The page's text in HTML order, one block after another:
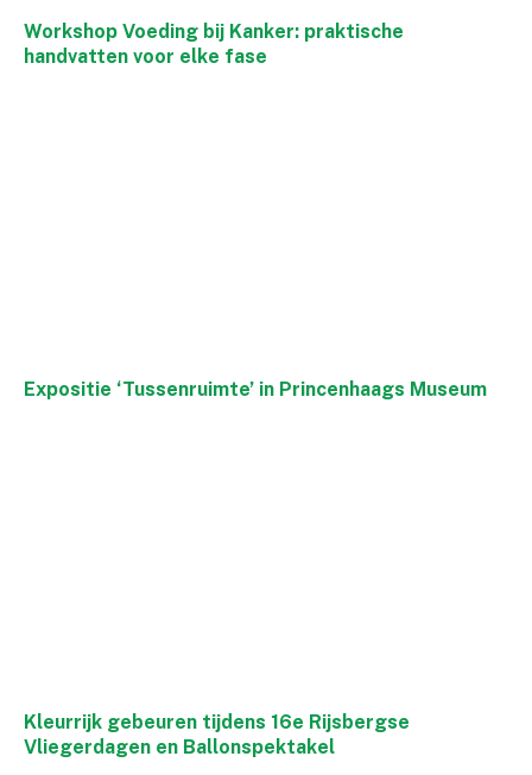
Workshop Voeding bij Kanker: praktische
handvatten voor elke fase
Expositie ‘Tussenruimte’ in Princenhaags Museum
Kleurrijk gebeuren tijdens 16e Rijsbergse
Vliegerdagen en Ballonspektakel